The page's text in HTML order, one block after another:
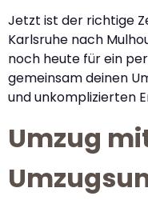
Jetzt ist der richtige
Karlsruhe nach
noch heute für ein
gemeinsam deinen
und unkomplizierten
Umzug